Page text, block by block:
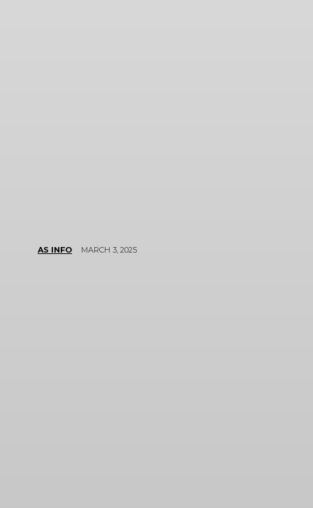
AS INFO MARCH 3, 2025